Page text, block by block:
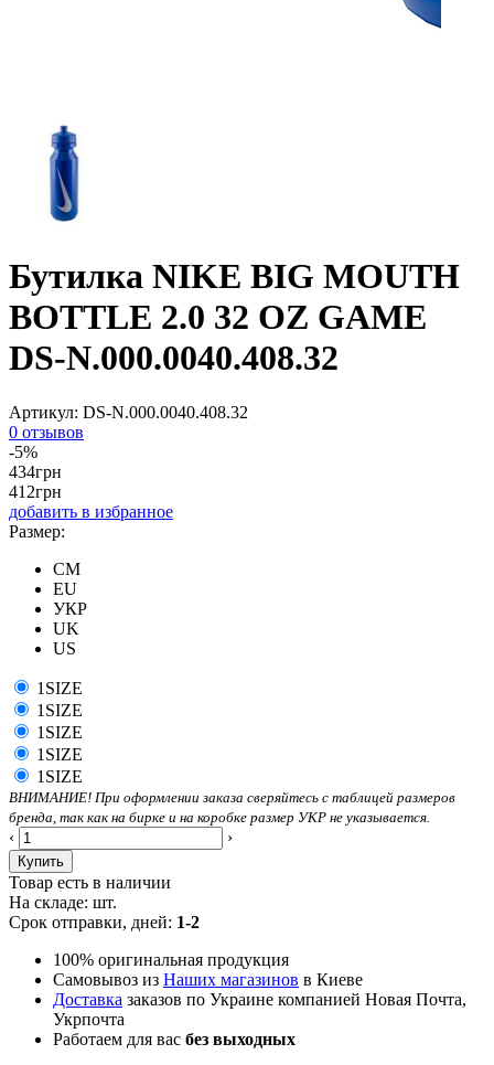
Бутилка NIKE BIG MOUTH
BOTTLE 2.0 32 OZ GAME
DS-N.000.0040.408.32
Артикул: DS-N.000.0040.408.32
0 отзывов
-5%
434грн
412грн
добавить в избранное
Размер:
CM
EU
УКР
UK
US
1SIZE
1SIZE
1SIZE
1SIZE
1SIZE
ВНИМАНИЕ! При оформлении заказа сверяйтесь с таблицей размеров
бренда, так как на бирке и на коробке размер УКР не указывается.
‹ ›
Купить
Товар есть в наличии
На складе: шт.
Срок отправки, дней: 1-2
100% оригинальная продукция
Самовывоз из Наших магазинов в Киеве
Доставка заказов по Украине компанией Новая Почта,
Укрпочта
Работаем для вас без выходных